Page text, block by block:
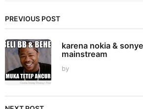
PREVIOUS POST
karena nokia &
mainstream
by